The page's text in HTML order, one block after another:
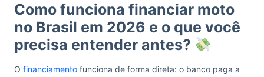
Como funciona financiar moto
no Brasil em 2026 e o que você
precisa entender antes?
O financiamento funciona de forma direta: o banco paga a